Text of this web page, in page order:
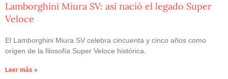
Lamborghini Miura SV: así nació el legado Super
Veloce
El Lamborghini Miura SV celebra cincuenta y cinco años como
origen de la filosofía Super Veloce histórica.
Leer más »